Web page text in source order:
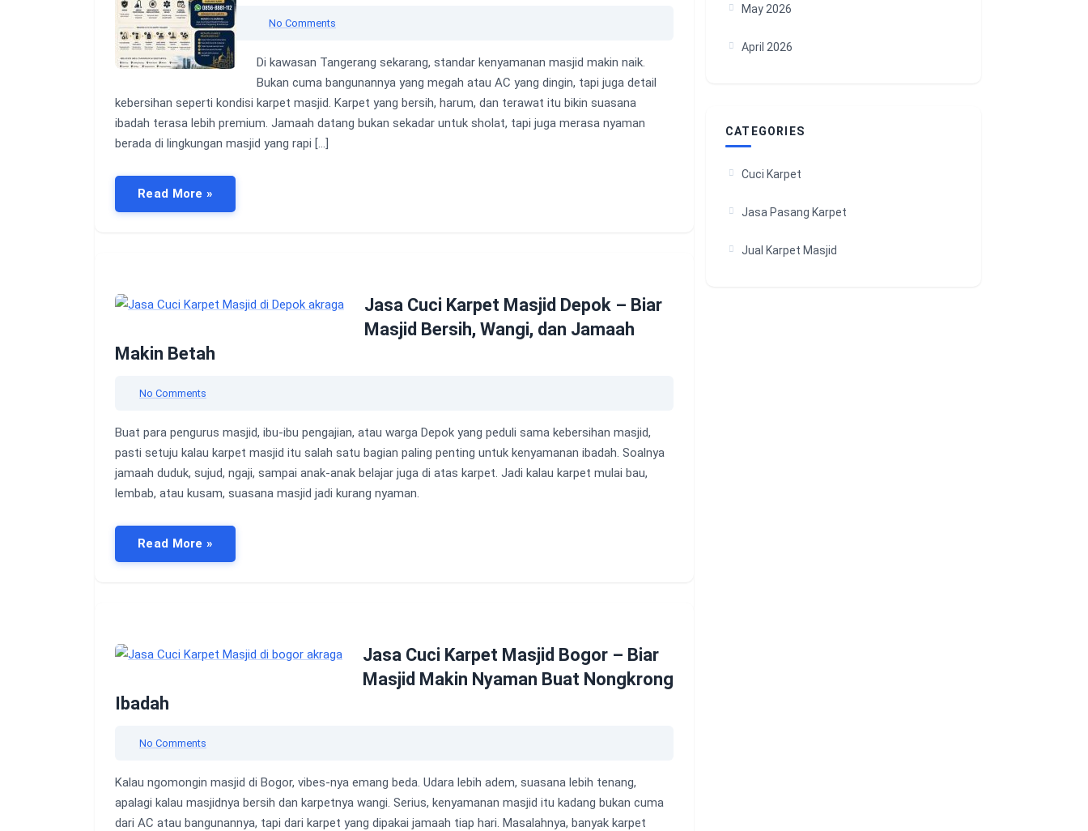
No Comments
Di kawasan Tangerang sekarang, standar kenyamanan masjid makin naik.
Bukan cuma bangunannya yang megah atau AC yang dingin, tapi juga detail
kebersihan seperti kondisi karpet masjid. Karpet yang bersih, harum, dan terawat itu bikin suasana
ibadah terasa lebih premium. Jamaah datang bukan sekadar untuk sholat, tapi juga merasa nyaman
berada di lingkungan masjid yang rapi […]
Read More »
Jasa Cuci Karpet Masjid Depok – Biar
Masjid Bersih, Wangi, dan Jamaah
Makin Betah
No Comments
Buat para pengurus masjid, ibu-ibu pengajian, atau warga Depok yang peduli sama kebersihan masjid,
pasti setuju kalau karpet masjid itu salah satu bagian paling penting untuk kenyamanan ibadah. Soalnya
jamaah duduk, sujud, ngaji, sampai anak-anak belajar juga di atas karpet. Jadi kalau karpet mulai bau,
lembab, atau kusam, suasana masjid jadi kurang nyaman.
Read More »
Jasa Cuci Karpet Masjid Bogor – Biar
Masjid Makin Nyaman Buat Nongkrong
Ibadah
No Comments
Kalau ngomongin masjid di Bogor, vibes-nya emang beda. Udara lebih adem, suasana lebih tenang,
apalagi kalau masjidnya bersih dan karpetnya wangi. Serius, kenyamanan masjid itu kadang bukan cuma
dari AC atau bangunannya, tapi dari karpet yang dipakai jamaah tiap hari. Masalahnya, banyak karpet
May 2026
April 2026
CATEGORIES
Cuci Karpet
Jasa Pasang Karpet
Jual Karpet Masjid